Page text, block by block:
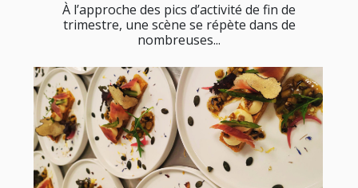
À l’approche des pics d’activité de fin de
trimestre, une scène se répète dans de
nombreuses...